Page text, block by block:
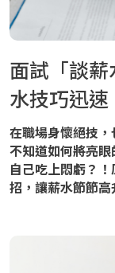
面試「談
水技巧迅速
在職場身懷絕技
不知道如何將亮
自己吃上悶虧？
招，讓薪水節節高